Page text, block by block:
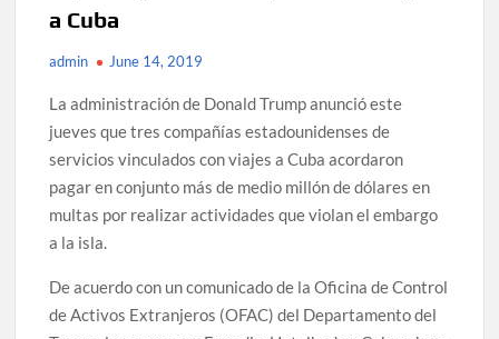
a Cuba
admin June 14, 2019
La administración de Donald Trump anunció este
jueves que tres compañías estadounidenses de
servicios vinculados con viajes a Cuba acordaron
pagar en conjunto más de medio millón de dólares en
multas por realizar actividades que violan el embargo
a la isla.
De acuerdo con un comunicado de la Oficina de Control
de Activos Extranjeros (OFAC) del Departamento del